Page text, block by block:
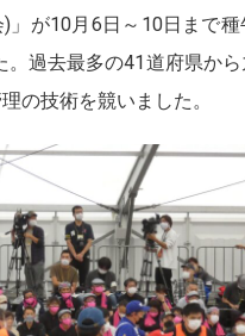
」が10月6日～10日まで
過去最多の41道府県か
の技術を競いました。